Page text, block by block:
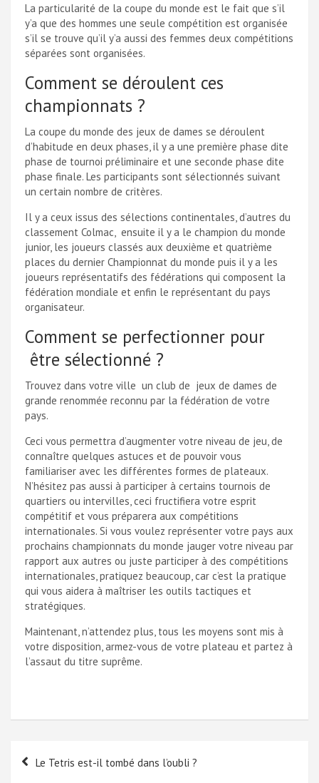
La particularité de la coupe du monde est le fait que s’il
y’a que des hommes une seule compétition est organisée
s’il se trouve qu’il y’a aussi des femmes deux compétitions
séparées sont organisées.
Comment se déroulent ces
championnats ?
La coupe du monde des jeux de dames se déroulent
d’habitude en deux phases, il y a une première phase dite
phase de tournoi préliminaire et une seconde phase dite
phase finale. Les participants sont sélectionnés suivant
un certain nombre de critères.
Il y a ceux issus des sélections continentales, d’autres du
classement Colmac, ensuite il y a le champion du monde
junior, les joueurs classés aux deuxième et quatrième
places du dernier Championnat du monde puis il y a les
joueurs représentatifs des fédérations qui composent la
fédération mondiale et enfin le représentant du pays
organisateur.
Comment se perfectionner pour
être sélectionné ?
Trouvez dans votre ville un club de jeux de dames de
grande renommée reconnu par la fédération de votre
pays.
Ceci vous permettra d’augmenter votre niveau de jeu, de
connaître quelques astuces et de pouvoir vous
familiariser avec les différentes formes de plateaux.
N’hésitez pas aussi à participer à certains tournois de
quartiers ou intervilles, ceci fructifiera votre esprit
compétitif et vous préparera aux compétitions
internationales. Si vous voulez représenter votre pays aux
prochains championnats du monde jauger votre niveau par
rapport aux autres ou juste participer à des compétitions
internationales, pratiquez beaucoup, car c’est la pratique
qui vous aidera à maîtriser les outils tactiques et
stratégiques.
Maintenant, n’attendez plus, tous les moyens sont mis à
votre disposition, armez-vous de votre plateau et partez à
l’assaut du titre suprême.
Navigation
Le Tetris est-il tombé dans l’oubli ?